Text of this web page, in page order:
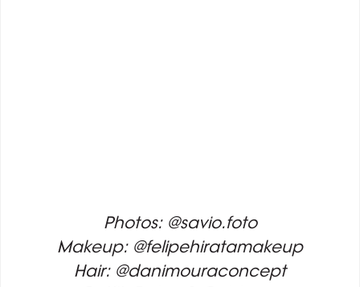
Photos: @savio.foto
Makeup: @felipehiratamakeup
Hair: @danimouraconcept